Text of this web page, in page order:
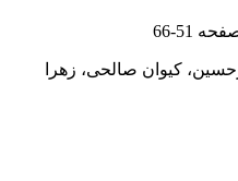
51-66
کیوان صالحی، زهرا